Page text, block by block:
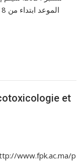
et
www.fpk.ac.ma/p